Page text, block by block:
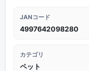
JANコード
4997642098280
カテゴリ
ペット